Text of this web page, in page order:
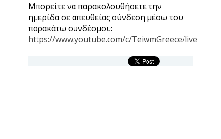
Μπορείτε να παρακολουθήσετε την
ημερίδα σε απευθείας σύνδεση μέσω του
παρακάτω συνδέσμου:
https://www.youtube.com/c/TeiwmGreece/live